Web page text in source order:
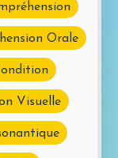
Orale
Visuelle